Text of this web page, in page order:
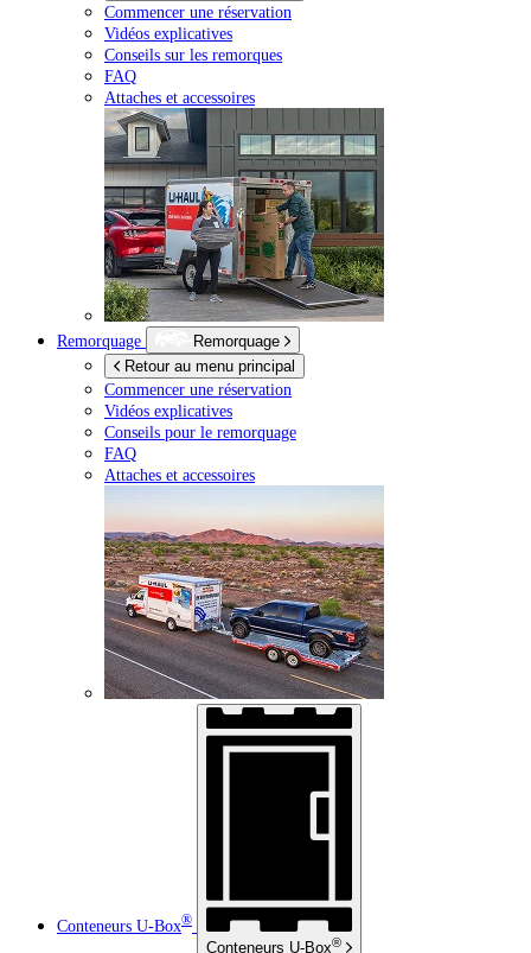
Commencer une réservation
Vidéos explicatives
Conseils sur les remorques
FAQ
Attaches et accessoires
Remorquage
Remorquage
Retour au menu principal
Commencer une réservation
Vidéos explicatives
Conseils pour le remorquage
FAQ
Attaches et accessoires
Conteneurs U-Box®
Conteneurs U-Box®